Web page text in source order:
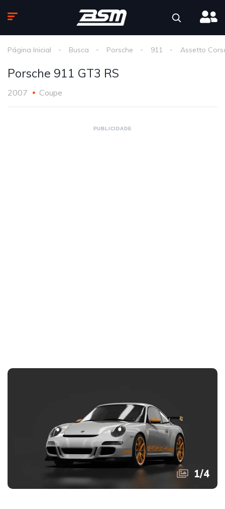
Página Inicial Busca Porsche 911 Assetto
Porsche 911 GT3 RS
2007 Coupe
PUBLICIDADE
1/4